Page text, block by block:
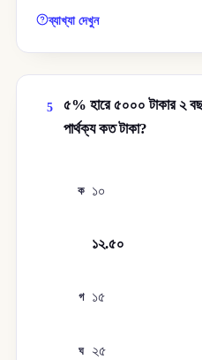
ব্যাখ্যা দেখুন
5
৫% হারে ৫০০০ টাকার ২
পার্থক্য কত টাকা?
ক ১০
১২.৫০
গ ১৫
ঘ ২৫